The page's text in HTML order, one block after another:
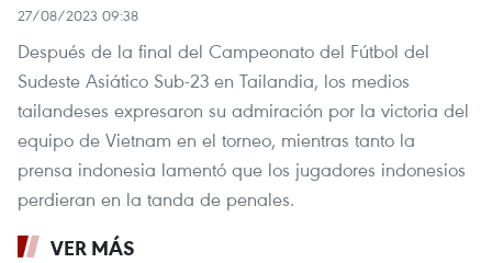
27/08/2023 09:38
Después de la final del Campeonato del Fútbol del
Sudeste Asiático Sub-23 en Tailandia, los medios
tailandeses expresaron su admiración por la victoria del
equipo de Vietnam en el torneo, mientras tanto la
prensa indonesia lamentó que los jugadores indonesios
perdieran en la tanda de penales.
VER MÁS